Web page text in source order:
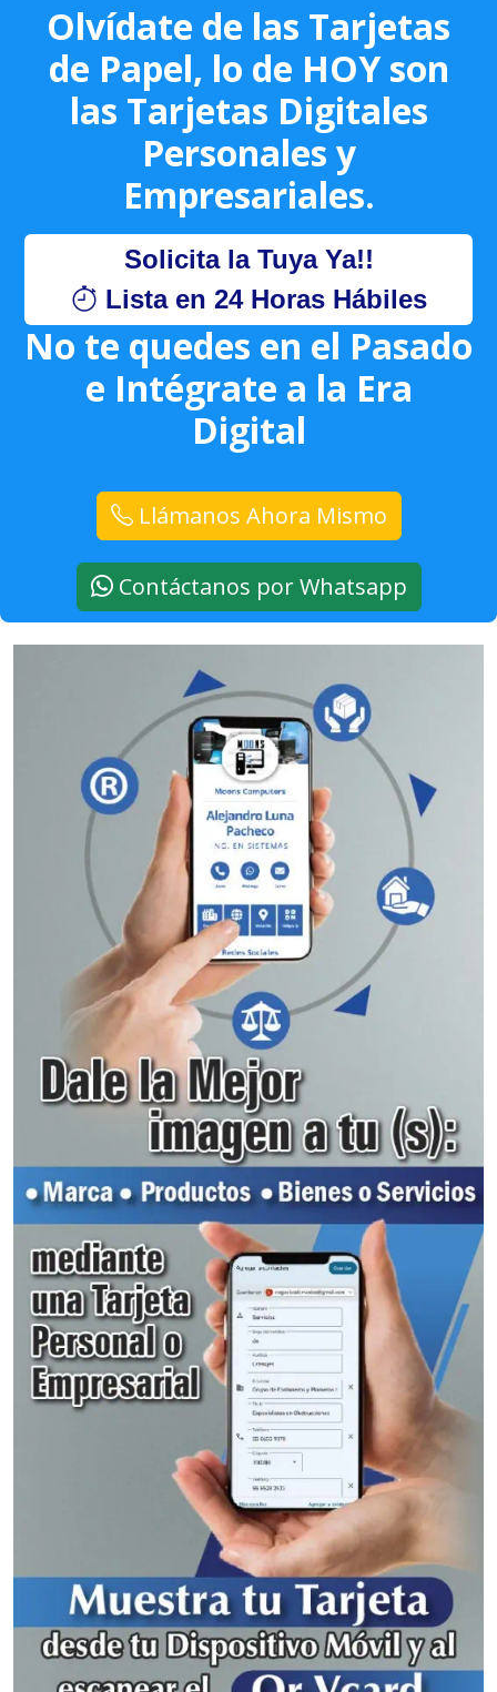
Olvídate de las Tarjetas
de Papel, lo de HOY son
las Tarjetas Digitales
Personales y
Empresariales.
Solicita la Tuya Ya!!
Lista en 24 Horas Hábiles
No te quedes en el Pasado
e Intégrate a la Era
Digital
Llámanos Ahora Mismo
Contáctanos por Whatsapp